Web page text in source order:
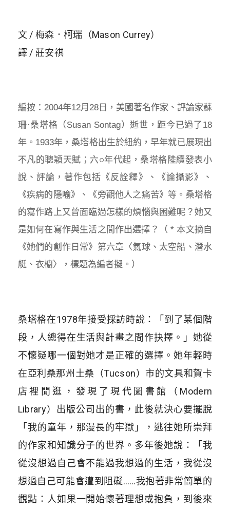
文 / 梅森．柯瑞（Mason Currey）
譯 / 莊安祺
編按：2004年12月28日，美國著名作家、評論家蘇
珊·桑塔格（Susan Sontag）逝世，距今已過了18
年。1933年，桑塔格出生於紐約，早年就已展現出
不凡的聰穎天賦；六○年代起，桑塔格陸續發表小
說、評論，著作包括《反詮釋》、《論攝影》、
《疾病的隱喻》、《旁觀他人之痛苦》等。桑塔格
的寫作路上又曾面臨過怎樣的煩惱與困難呢？她又
是如何在寫作與生活之間作出選擇？（ * 本文摘自
《她們的創作日常》第六章〈氣球、太空船、潛水
艇、衣櫥〉，標題為編者擬。）
桑塔格在1978年接受採訪時說：「到了某個階
段，人總得在生活與計畫之間作抉擇。」她從
不懷疑哪一個對她才是正確的選擇。她年輕時
在亞利桑那州土桑（Tucson）市的文具和賀卡
店裡閒逛，發現了現代圖書館（Modern
Library）出版公司出的書，此後就決心要擺脫
「我的童年，那漫長的牢獄」，逃往她所崇拜
的作家和知識分子的世界。多年後她說：「我
從沒想過自己會不能過我想過的生活，我從沒
想過自己可能會遭到阻礙……我抱著非常簡單的
觀點：人如果一開始懷著理想或抱負，到後來